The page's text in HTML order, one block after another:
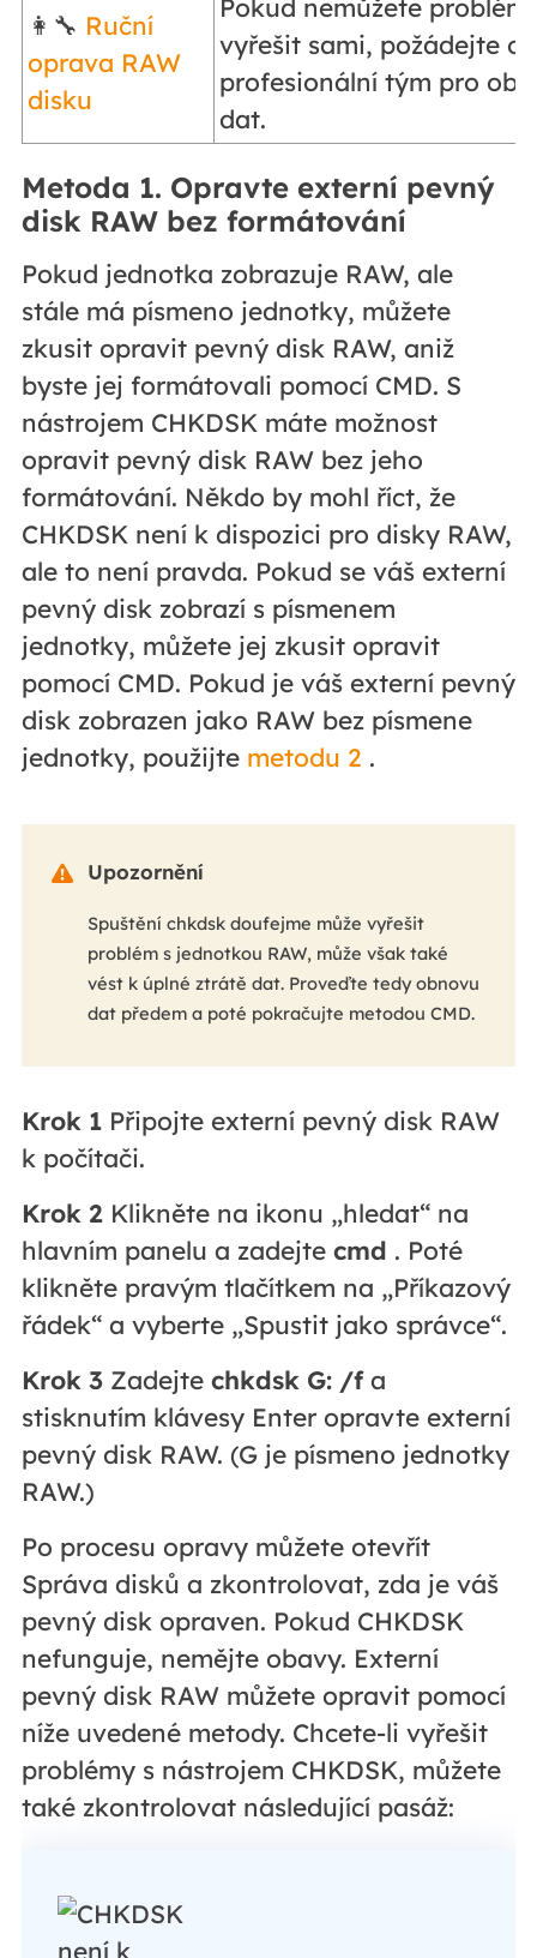
👩‍🔧 Ruční
oprava RAW
disku
Pokud nemůžete problém
vyřešit sami, požádejte o
profesionální tým pro
dat.
Metoda 1. Opravte externí pevný
disk RAW bez formátování
Pokud jednotka zobrazuje RAW, ale
stále má písmeno jednotky, můžete
zkusit opravit pevný disk RAW, aniž
byste jej formátovali pomocí CMD. S
nástrojem CHKDSK máte možnost
opravit pevný disk RAW bez jeho
formátování. Někdo by mohl říct, že
CHKDSK není k dispozici pro disky RAW,
ale to není pravda. Pokud se váš externí
pevný disk zobrazí s písmenem
jednotky, můžete jej zkusit opravit
pomocí CMD. Pokud je váš externí pevný
disk zobrazen jako RAW bez písmene
jednotky, použijte metodu 2 .
 Upozornění
Spuštění chkdsk doufejme může vyřešit
problém s jednotkou RAW, může však také
vést k úplné ztrátě dat. Proveďte tedy obnovu
dat předem a poté pokračujte metodou CMD.
Krok 1Připojte externí pevný disk RAW
k počítači.
Krok 2Klikněte na ikonu „hledat“ na
hlavním panelu a zadejte cmd . Poté
klikněte pravým tlačítkem na „Příkazový
řádek“ a vyberte „Spustit jako správce“.
Krok 3Zadejte chkdsk G: /fa
stisknutím klávesy Enter opravte externí
pevný disk RAW. (G je písmeno jednotky
RAW.)
Po procesu opravy můžete otevřít
Správa disků a zkontrolovat, zda je váš
pevný disk opraven. Pokud CHKDSK
nefunguje, nemějte obavy. Externí
pevný disk RAW můžete opravit pomocí
níže uvedené metody. Chcete-li vyřešit
problémy s nástrojem CHKDSK, můžete
také zkontrolovat následující pasáž: